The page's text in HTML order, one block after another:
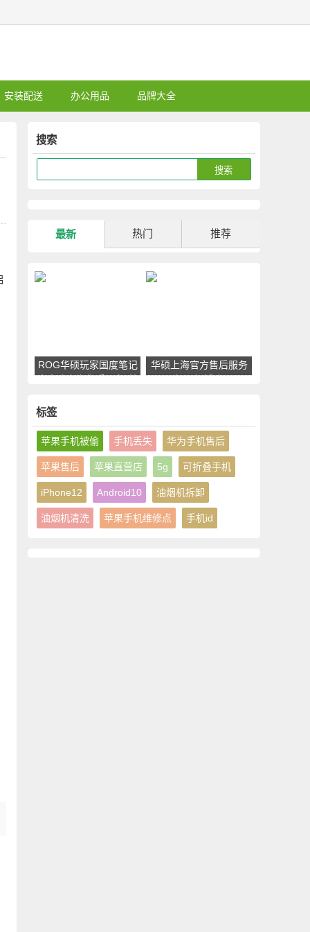
安装配送 办公用品 品牌大全
搜索
最新 热门 推荐
ROG华硕玩家国度笔记
本电脑上海售后服务(普
华硕上海官方售后服务
中心(杨浦店)
标签
苹果手机被偷 手机丢失 华为手机售后
苹果售后 苹果直营店 5g 可折叠手机
iPhone12 Android10 油烟机拆卸
油烟机清洗 苹果手机维修点 手机id